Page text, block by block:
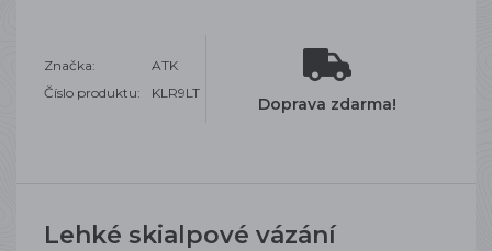
Značka:
ATK
Číslo produktu:
KLR9LT
Doprava zdarma!
Lehké skialpové vázání